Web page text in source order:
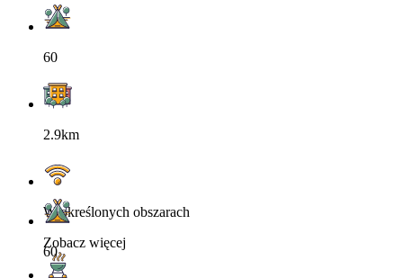
60
2.9km
W określonych obszarach
Zobacz więcej
60